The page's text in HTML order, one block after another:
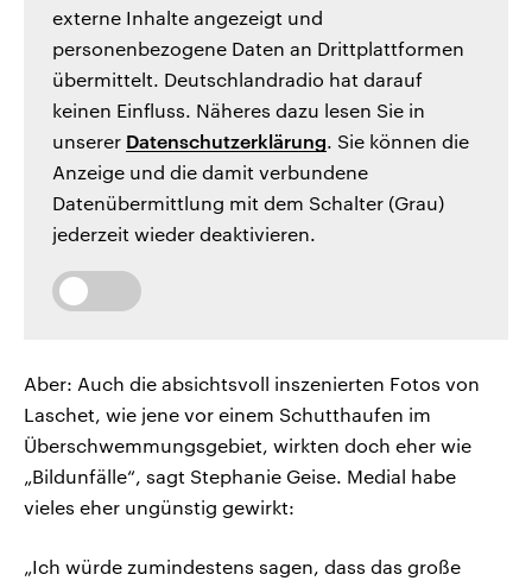
externe Inhalte angezeigt und
personenbezogene Daten an Drittplattformen
übermittelt. Deutschlandradio hat darauf
keinen Einfluss. Näheres dazu lesen Sie in
unserer Datenschutzerklärung. Sie können die
Anzeige und die damit verbundene
Datenübermittlung mit dem Schalter (Grau)
jederzeit wieder deaktivieren.
Aber: Auch die absichtsvoll inszenierten Fotos von
Laschet, wie jene vor einem Schutthaufen im
Überschwemmungsgebiet, wirkten doch eher wie
„Bildunfälle“, sagt Stephanie Geise. Medial habe
vieles eher ungünstig gewirkt:
„Ich würde zumindestens sagen, dass das große